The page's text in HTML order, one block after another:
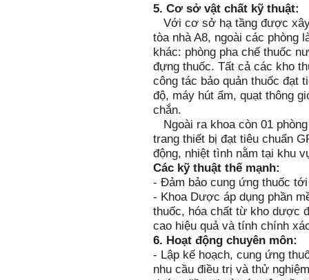
5. Cơ sở vật chất kỹ thuật:
Với cơ sở hạ tầng được
tòa nhà A8, ngoài các phòng
khác: phòng pha chế thuốc
đựng thuốc. Tất cả các kho
công tác bảo quản thuốc đạt
độ, máy hút ẩm, quạt thông
chắn.
Ngoài ra khoa còn 01
trang thiết bị đạt tiêu chuẩn
động, nhiệt tình nằm tại khu
Các kỹ thuật thế mạnh:
- Đảm bảo cung ứng thuốc
- Khoa Dược áp dụng phần
thuốc, hóa chất từ kho dược
cao hiệu quả và tính chính
6. Hoạt động chuyên môn:
- Lập kế hoạch, cung ứng
nhu cầu điều trị và thử